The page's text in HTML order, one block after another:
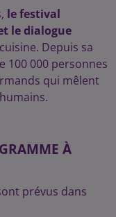
le festival
le dialogue
Depuis sa
100 000 personnes
qui mêlent
À
prévus dans